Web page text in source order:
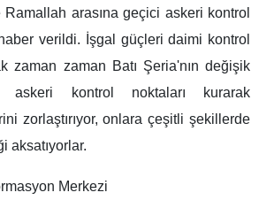
arasına geçici askeri kontrol
verildi. İşgal güçleri daimi kontrol
zaman zaman Batı Şeria'nın değişik
askeri kontrol noktaları kurarak
zorlaştırıyor, onlara çeşitli şekillerde
aksatıyorlar.
Merkezi